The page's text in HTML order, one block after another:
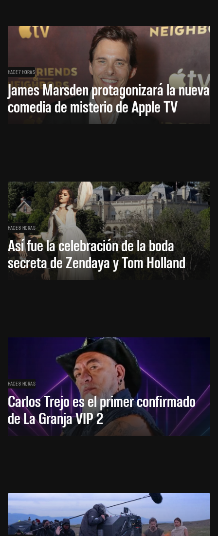
HACE 7 HORAS
James Marsden protagonizará la nueva
comedia de misterio de Apple TV
HACE 8 HORAS
Así fue la celebración de la boda
secreta de Zendaya y Tom Holland
HACE 8 HORAS
Carlos Trejo es el primer confirmado
de La Granja VIP 2